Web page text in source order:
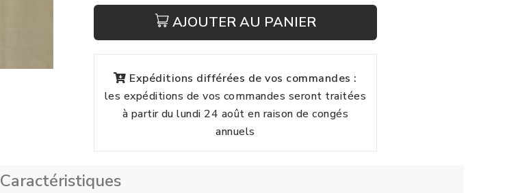
AJOUTER AU PANIER
Expéditions différées de vos commandes :
les expéditions de vos commandes seront traitées
à partir du lundi 24 août en raison de congés
annuels
Caractéristiques